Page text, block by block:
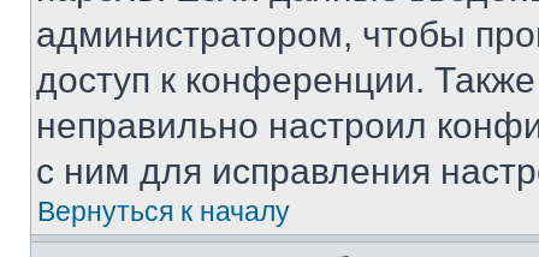
администратором, чтобы
доступ к конференции.
неправильно настроил
с ним для исправления
Вернуться к началу